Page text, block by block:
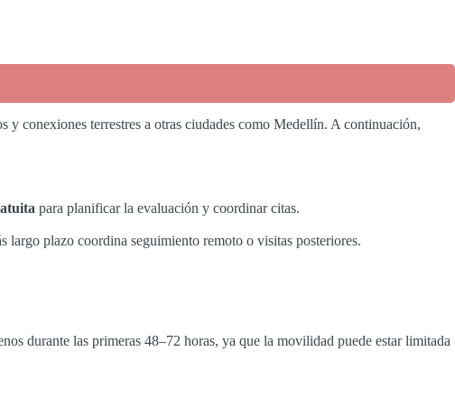
y conexiones terrestres a otras ciudades como Medellín. A continuación,
para planificar la evaluación y coordinar citas.
largo plazo coordina seguimiento remoto o visitas posteriores.
durante las primeras 48–72 horas, ya que la movilidad puede estar limitada